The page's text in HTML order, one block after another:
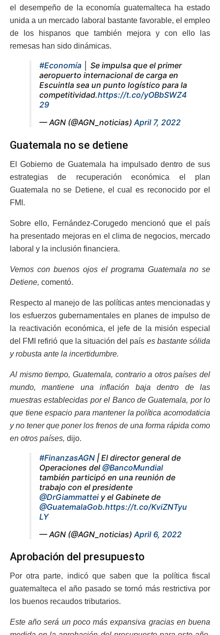
el desempeño de la economía guatemalteca ha estado
unida a un mercado laboral bastante favorable, el empleo
de los hispanos que también mejora y con ello las
remesas han sido dinámicas.
#Economía │ Se impulsa que el primer
aeropuerto internacional de carga en
Escuintla sea un punto logístico para la
competitividad.https://t.co/yOBbSWZ4
29
— AGN (@AGN_noticias)April 7, 2022
Guatemala no se detiene
El Gobierno de Guatemala ha impulsado dentro de sus
estrategias de recuperación económica el plan
Guatemala no se Detiene, el cual es reconocido por el
FMI.
Sobre ello, Fernández-Corugedo mencionó que el país
ha presentado mejoras en el clima de negocios, mercado
laboral y la inclusión financiera.
Vemos con buenos ojos el programa Guatemala no se
Detiene, comentó.
Respecto al manejo de las políticas antes mencionadas y
los esfuerzos gubernamentales en planes de impulso de
la reactivación económica, el jefe de la misión especial
del FMI refirió que la situación del país es bastante sólida
y robusta ante la incertidumbre.
Al mismo tiempo, Guatemala, contrario a otros países del
mundo, mantiene una inflación baja dentro de las
muestras establecidas por el Banco de Guatemala, por lo
que tiene espacio para mantener la política acomodaticia
y no tener que poner los frenos de una forma rápida como
en otros países, dijo.
#FinanzasAGN | El director general de
Operaciones del @BancoMundial
también participó en una reunión de
trabajo con el presidente
@DrGiammattei y el Gabinete de
@GuatemalaGob.https://t.co/KviZNTyu
LY
— AGN (@AGN_noticias) April 6, 2022
Aprobación del presupuesto
Por otra parte, indicó que saben que la política fiscal
guatemalteca el año pasado se tornó más restrictiva por
los buenos recaudos tributarios.
Este año será un poco más expansiva gracias en buena